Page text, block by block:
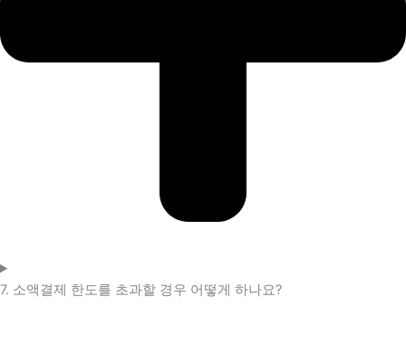
7. 소액결제 한도를 초과할 경우 어떻게 하나요?